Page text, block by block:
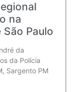
na
Paulo
da
da Polícia
Sargento PM